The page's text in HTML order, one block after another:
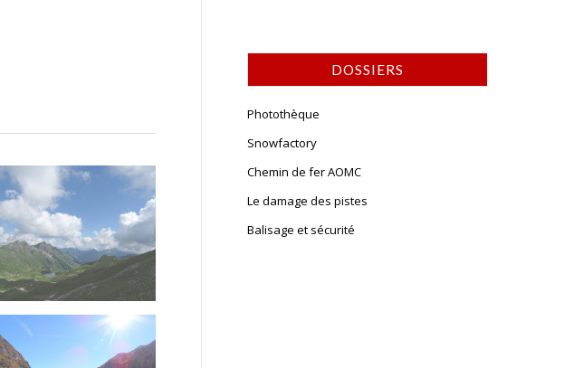
DOSSIERS
Photothèque
Snowfactory
Chemin de fer AOMC
Le damage des pistes
Balisage et sécurité